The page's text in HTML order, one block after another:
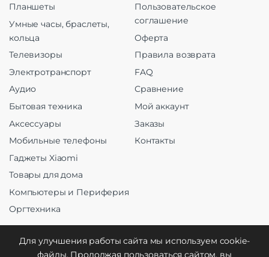
Планшеты
Умные часы, браслеты,
кольца
Телевизоры
Электротранспорт
Аудио
Бытовая техника
Аксессуары
Мобильные телефоны
Гаджеты Xiaomi
Товары для дома
Компьютеры и Периферия
Оргтехника
Пользовательское
соглашение
Оферта
Правила возврата
FAQ
Сравнение
Мой аккаунт
Заказы
Контакты
Для улучшения работы сайта мы используем cookie-
файлы. Продолжая пользоваться сайтом, вы